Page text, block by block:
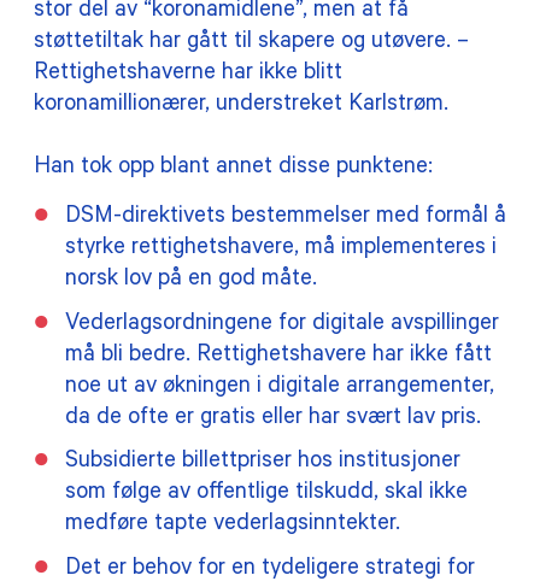
stor del av “koronamidlene”, men at få
støttetiltak har gått til skapere og utøvere. –
Rettighetshaverne har ikke blitt
koronamillionærer, understreket Karlstrøm.
Han tok opp blant annet disse punktene:
DSM-direktivets bestemmelser med formål å
styrke rettighetshavere, må implementeres i
norsk lov på en god måte.
Vederlagsordningene for digitale avspillinger
må bli bedre. Rettighetshavere har ikke fått
noe ut av økningen i digitale arrangementer,
da de ofte er gratis eller har svært lav pris.
Subsidierte billettpriser hos institusjoner
som følge av offentlige tilskudd, skal ikke
medføre tapte vederlagsinntekter.
Det er behov for en tydeligere strategi for